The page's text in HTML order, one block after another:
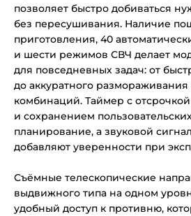
позволяет быстро добиваться
без пересушивания. Наличие
приготовления, 40
и шести режимов СВЧ делает
для повседневных задач: от
до аккуратного
комбинаций. Таймер с отсрочкой
и сохранением
планирование, а звуковой
добавляют уверенности при
Съёмные телескопические
выдвижного типа на одном
удобный доступ к противню,